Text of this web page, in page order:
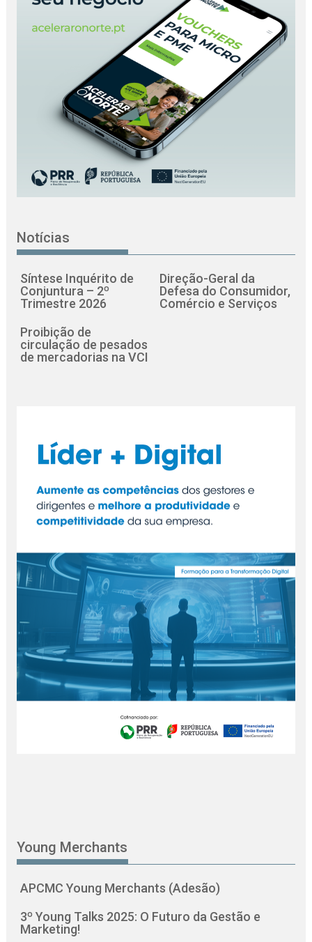
Notícias
Síntese Inquérito de
Conjuntura – 2º
Trimestre 2026
Direção-Geral da
Defesa do Consumidor,
Comércio e Serviços
Proibição de
circulação de pesados
de mercadorias na VCI
Young Merchants
APCMC Young Merchants (Adesão)
3º Young Talks 2025: O Futuro da Gestão e
Marketing!